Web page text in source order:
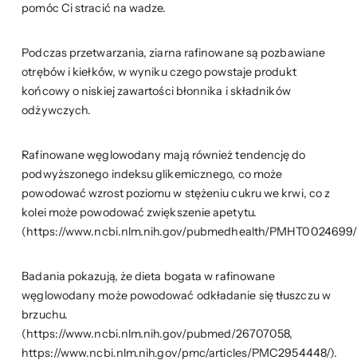
pomóc Ci stracić na wadze.
Podczas przetwarzania, ziarna rafinowane są pozbawiane
otrębów i kiełków, w wyniku czego powstaje produkt
końcowy o niskiej zawartości błonnika i składników
odżywczych.
Rafinowane węglowodany mają również tendencję do
podwyższonego indeksu glikemicznego, co może
powodować wzrost poziomu w stężeniu cukru we krwi, co z
kolei może powodować zwiększenie apetytu.
(https://www.ncbi.nlm.nih.gov/pubmedhealth/
Badania pokazują, że dieta bogata w rafinowane
węglowodany może powodować odkładanie się tłuszczu w
brzuchu.
(https://www.ncbi.nlm.nih.gov/pubmed/26707058,
https://www.ncbi.nlm.nih.gov/pmc/articles/PMC2954448/).